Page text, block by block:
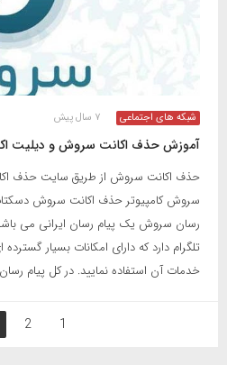
شبکه های اجتماعی ۷ سال پیش
آموزش حذف اکانت سروش و دیلیت
حذف اکانت سروش از طریق سایت حذف
سروش کامپیوتر حذف اکانت سروش
رسان سروش یک پیام رسان ایرانی می
تلگرام دارد که دارای امکانات بسیار
خدمات آن استفاده نمایید. در کل پیام
1
2